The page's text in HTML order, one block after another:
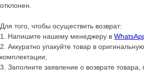
отклонен.
Для того, чтобы осуществить возврат:
1. Напишите нашему менеджеру в
2. Аккуратно упакуйте товар в
комплектации;
3. Заполните заявление о возврате товара,